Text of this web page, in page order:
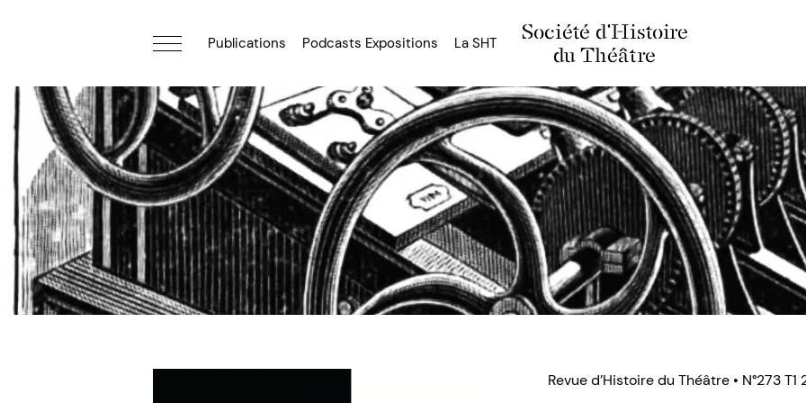
Société d'Histoire
du Théâtre
Publications Podcasts Expositions La SHT
Revue d’Histoire du Théâtre • N°273 T1